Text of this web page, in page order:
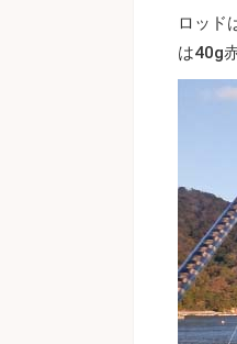
ロッド
は40g